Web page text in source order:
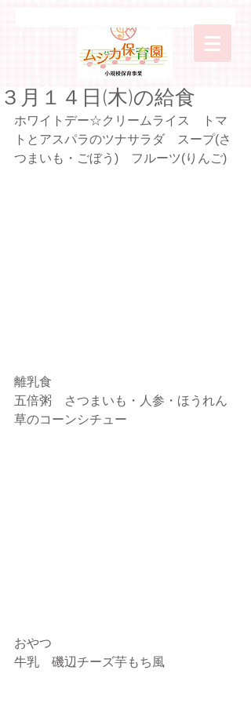
３月１４日(木)の給食
ホワイトデー☆クリームライス　トマ
トとアスパラのツナサラダ　スープ(さ
つまいも・ごぼう)　フルーツ(りんご)
離乳食
五倍粥　さつまいも・人参・ほうれん
草のコーンシチュー
おやつ
牛乳　磯辺チーズ芋もち風